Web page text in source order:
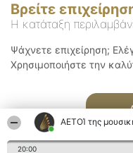
ΑΕΤΟΊ της
20:00
Βρείτε
Η κατάταξη
Ψάχνετε επιχείρηση;
Χρησιμοποιήστε την